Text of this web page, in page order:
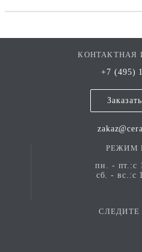
КОНТАКТНАЯ
+7 (495)
РЕЖИМ
пн. - пт.:с
сб. - вс.:с